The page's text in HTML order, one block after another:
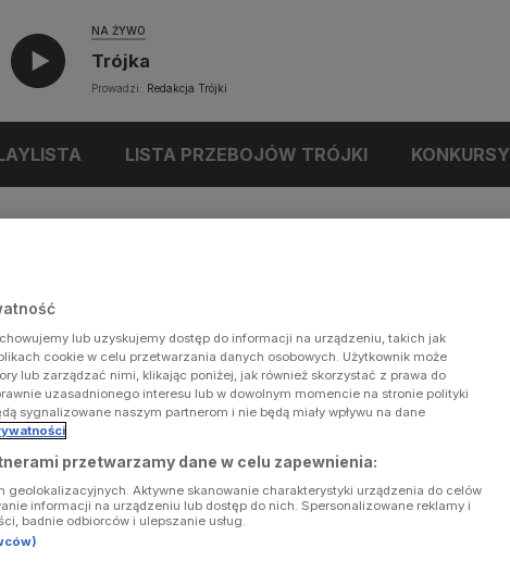
NA ŻYWO
Trójka
Prowadzi: Redakcja Trójki
LISTA PRZEBOJÓW TRÓJKI KONKURSY
lub uzyskujemy dostęp do informacji na urządzeniu, takich jak
cookie w celu przetwarzania danych osobowych. Użytkownik może
lub zarządzać nimi, klikając poniżej, jak również skorzystać z prawa do
uzasadnionego interesu lub w dowolnym momencie na stronie polityki
sygnalizowane naszym partnerom i nie będą miały wpływu na dane
przetwarzamy dane w celu zapewnienia:
geolokalizacyjnych. Aktywne skanowanie charakterystyki urządzenia do celów
informacji na urządzeniu lub dostęp do nich. Spersonalizowane reklamy i
badnie odbiorców i ulepszanie usług.